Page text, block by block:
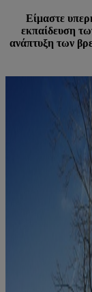
Είμαστε
εκπαίδευση
ανάπτυξη των